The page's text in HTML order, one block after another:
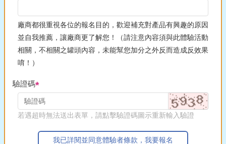
廠商都很重視各位的報名目的，歡迎補充對產品有興趣的原因
並自我推薦，讓廠商更了解您！（請注意內容須與此體驗活動
相關，不相關之罐頭內容，未能幫您加分之外反而造成反效果
唷！）
驗證碼
若遇超時無法送出表單，請點擊驗證碼圖示重新輸入驗證
我已詳閱並同意體驗者條款，我要報名